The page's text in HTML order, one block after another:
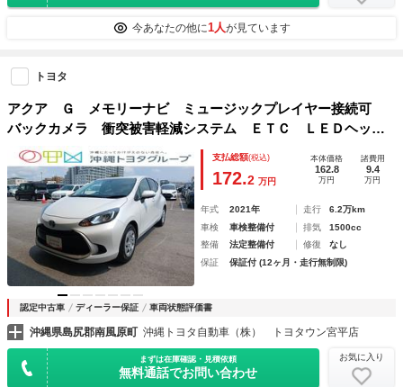
今あなたの他に1人が見ています
トヨタ
アクア Ｇ メモリーナビ ミュージックプレイヤー接続可
バックカメラ 衝突被害軽減システム ＥＴＣ ＬＥＤヘッド
ランプ アイドリングストップ
支払総額(税込)
172.2 万円
本体価格
162.8
万円
諸費用
9.4
万円
年式 2021年 走行
6.2万km
車検
車検整備付 排気
1500cc
整備
法定整備付 修復
なし
保証
保証付 (12ヶ月・走行無制限)
認定中古車 ディーラー保証 車両状態評価書
沖縄県島尻郡南風原町 沖縄トヨタ自動車（株） トヨタウン宮平店
まずは在庫確認・見積依頼
無料通話でお問い合わせ
お気に入り